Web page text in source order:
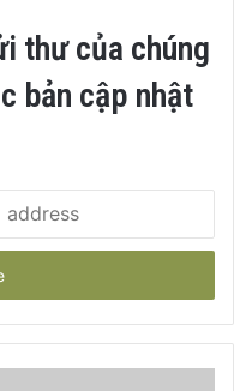
thư của chúng
bản cập nhật